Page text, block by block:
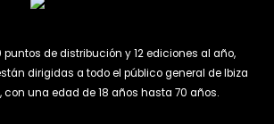
de distribución y 12 ediciones al año,
dirigidas a todo el público general de Ibiza
con una edad de 18 años hasta 70 años.